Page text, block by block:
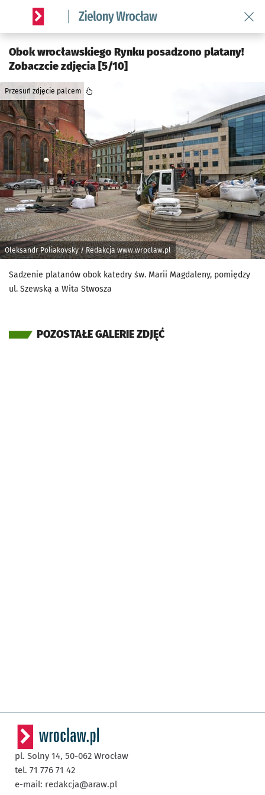
Serwis informacyjny wroclaw.pl podserwis: Środowisko we
Obok wrocławskiego Rynku posadzono platany!
Zobaczcie zdjęcia [5/10]
Oleksandr Poliakovsky / Redakcja www.wroclaw.pl
Przesuń zdjęcie palcem
Sadzenie platanów obok katedry św. Marii Magdaleny, pomiędzy
ul. Szewską a Wita Stwosza
POZOSTAŁE GALERIE ZDJĘĆ
pl. Solny 14, 50-062 Wrocław
tel. 71 776 71 42
e-mail: redakcja@araw.pl